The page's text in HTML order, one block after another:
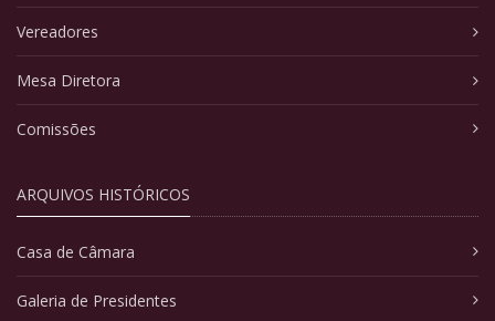
Vereadores
Mesa Diretora
Comissões
ARQUIVOS HISTÓRICOS
Casa de Câmara
Galeria de Presidentes